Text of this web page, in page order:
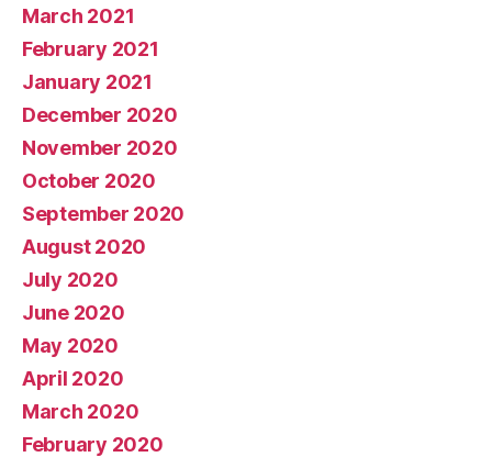
March 2021
February 2021
January 2021
December 2020
November 2020
October 2020
September 2020
August 2020
July 2020
June 2020
May 2020
April 2020
March 2020
February 2020